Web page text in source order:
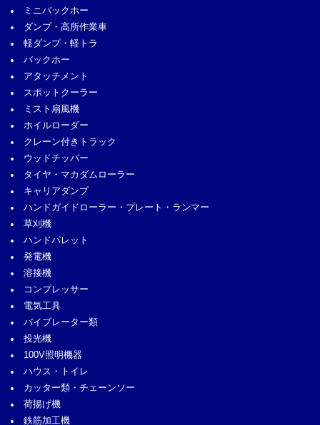
ミニバックホー
ダンプ・高所作業車
軽ダンプ・軽トラ
バックホー
アタッチメント
スポットクーラー
ミスト扇風機
ホイルローダー
クレーン付きトラック
ウッドチッパー
タイヤ・マカダムローラー
キャリアダンプ
ハンドガイドローラー・プレート・ランマー
草刈機
ハンドパレット
発電機
溶接機
コンプレッサー
電気工具
バイブレーター類
投光機
100V照明機器
ハウス・トイレ
カッター類・チェーンソー
荷揚げ機
鉄筋加工機